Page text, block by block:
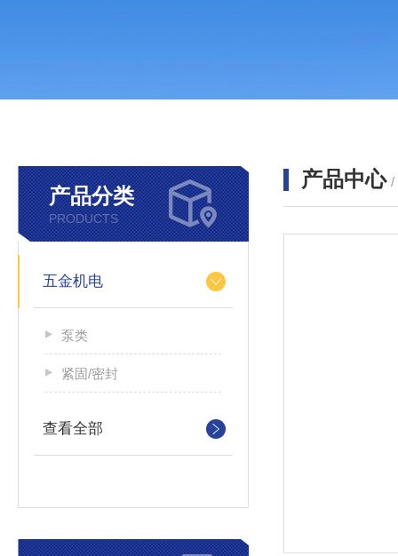
产品分类
PRODUCTS
五金机电
泵类
紧固/密封
查看全部
产品中心 /